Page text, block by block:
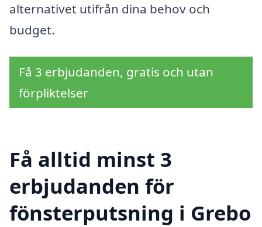
alternativet utifrån dina behov och
budget.
Få 3 erbjudanden, gratis och utan
förpliktelser
Få alltid minst 3
erbjudanden för
fönsterputsning i Grebo